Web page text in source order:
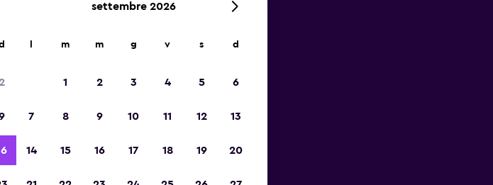
d'Europa 2023
2
settembre 2026
m m g v s d
1 2 3 4 5 6
7 8 9 10 11 12 13
14 15 16 17 18 19 20